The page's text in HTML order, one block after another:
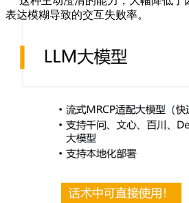
表达模糊导致的交互失败率。